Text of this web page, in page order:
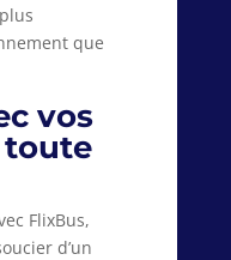
que
vos
toute
FlixBus,
d’un